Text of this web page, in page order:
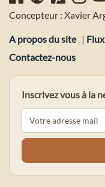
Concepteur : Xavier
A propos du site | Flux
Contactez-nous
Inscrivez vous à la